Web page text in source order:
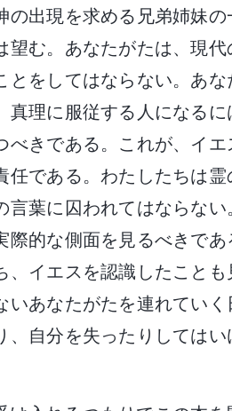
出現を求める兄弟姉妹
望む。あなたがたは、現
とをしてはならない。あ
真理に服従する人になる
べきである。これが、イ
である。わたしたちは霊
葉に囚われてはならな
的な側面を見るべきで
イエスを認識したことも
いあなたがたを連れてい
自分を失ったりしては